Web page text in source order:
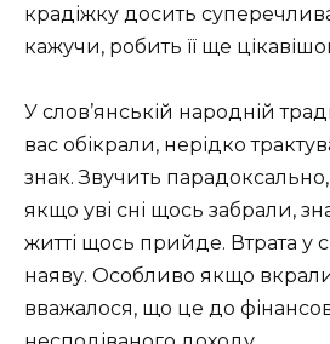
крадіжку досить
кажучи, робить її ще
У слов’янській народній
вас обікрали, нерідко
знак. Звучить парадоксально,
якщо уві сні щось забрали,
житті щось прийде. Втрата у
наяву. Особливо якщо
вважалося, що це до